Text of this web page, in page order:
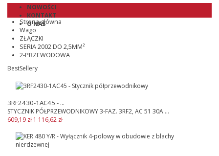
NOWOŚCI
KONTAKT
O NAS
Strona główna
Wago
ZŁĄCZKI
SERIA 2002 DO 2,5MM²
2-PRZEWODOWA
BestSellery
3RF2430-1AC45 - ...
STYCZNIK PÓŁPRZEWODNIKOWY 3-FAZ. 3RF2, AC 51 30A ...
609,19 zł 1 116,62 zł